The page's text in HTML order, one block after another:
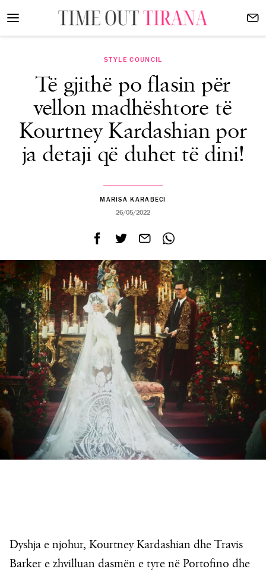
STYLE COUNCIL
Të gjithë po flasin për
vellon madhështore të
Kourtney Kardashian por
ja detaji që duhet të dini!
MARISA KARABECI
26/05/2022
Dyshja e njohur, Kourtney Kardashian dhe Travis
Barker e zhvilluan dasmën e tyre në Portofino dhe